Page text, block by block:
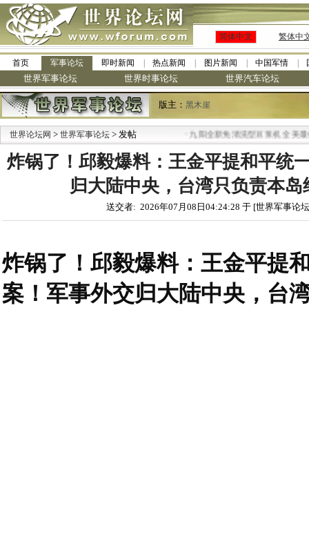
简体中文 繁体中
首页 军事论坛 即时新闻 热点新闻 图片新闻 中国军情
世界军事论坛 世界时事论坛 世界汽车论坛
版主： 黑木崖
世界论坛网 > 世界军事论坛 > 发帖 九阳全新免清洗型豆浆机 全美最低
炸锅了！邱毅爆料：王金平提和平统
归大陆中央，台湾只负责本岛
送交者: 2026年07月08日04:24:28 于 [世界军事论
炸锅了！邱毅爆料：王金平提
案！军事外交归大陆中央，台